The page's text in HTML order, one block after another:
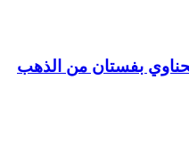
بفستان من الذهب